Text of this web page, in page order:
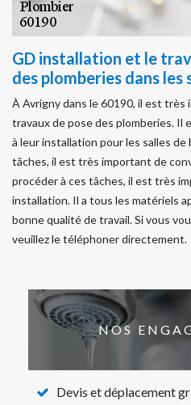
GD installation et le
des plomberies dans les
À Avrigny dans le 60190, il est très
travaux de pose des plomberies.
à leur installation pour les salles de
tâches, il est très important de
procéder à ces tâches, il est très
installation. Il a tous les matériels
bonne qualité de travail. Si vous
veuillez le téléphoner directement.
NOS
Devis et déplacement